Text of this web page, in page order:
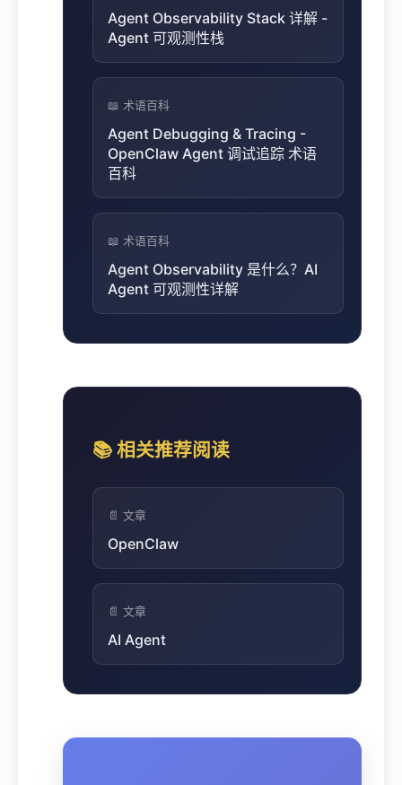
Agent Observability Stack 详解 -
Agent 可观测性栈
📖 术语百科
Agent Debugging & Tracing -
OpenClaw Agent 调试追踪 术语
百科
📖 术语百科
Agent Observability 是什么？AI
Agent 可观测性详解
📚 相关推荐阅读
📄 文章
OpenClaw
📄 文章
AI Agent